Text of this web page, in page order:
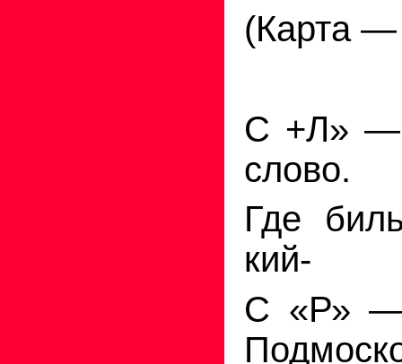
(Карта —
С +Л» —
слово.
Где
кий-
С «Р» —